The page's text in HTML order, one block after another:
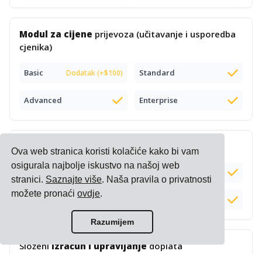
Ova web stranica koristi kolačiće kako bi vam
osigurala najbolje iskustvo na našoj web
stranici. Saznajte više. Naša pravila o privatnosti
možete pronaćiovdje.
Razumijem
Modul za cijene prijevoza (učitavanje i usporedba
cjenika)
Basic Dodatak (+$100) Standard
Advanced Enterprise
Pametnicjenik za e-trgovinu
Basic Standard
Advanced
Složeniizračun i upravljanjedoplata